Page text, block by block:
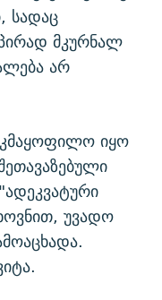
სადაც
მკურნალ
არ
იყო
უვადო